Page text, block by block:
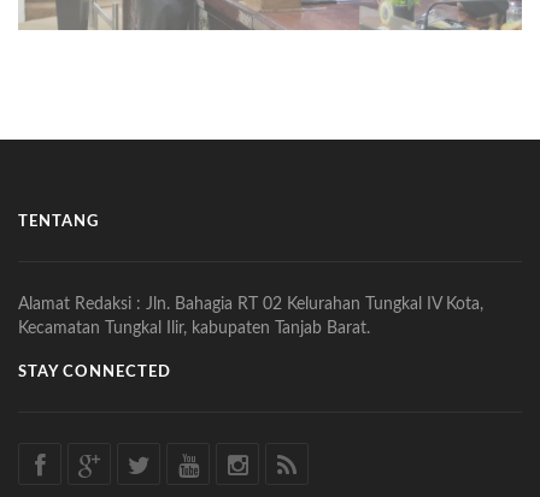
TENTANG
Alamat Redaksi : Jln. Bahagia RT 02 Kelurahan Tungkal IV Kota,
Kecamatan Tungkal Ilir, kabupaten Tanjab Barat.
STAY CONNECTED